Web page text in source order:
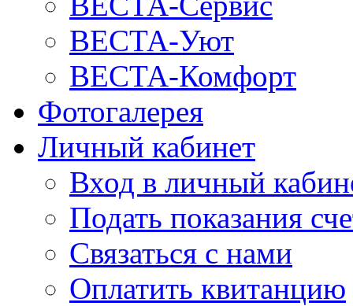
ВЕСТА-Уют
ВЕСТА-Комфорт
Фотогалерея
Личный кабинет
Вход в личный
Подать показания
Связаться с нами
Оплатить квитанцию